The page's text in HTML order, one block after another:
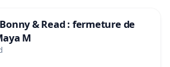
& Read : fermeture de
M